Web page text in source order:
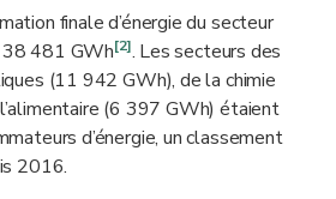
finale d’énergie du secteur
38 481 GWh[2]. Les secteurs des
(11 942 GWh), de la chimie
(6 397 GWh) étaient
d’énergie, un classement
2016.